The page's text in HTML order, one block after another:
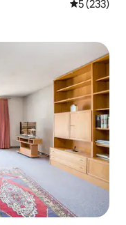
Vlerësimi
5 (233)